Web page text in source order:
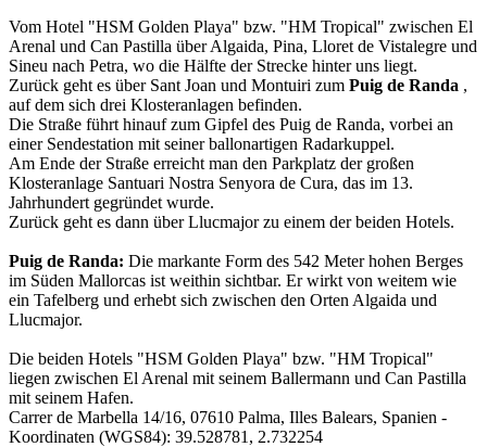
Vom Hotel "HSM Golden Playa" bzw. "HM Tropical" zwischen El
Arenal und Can Pastilla über Algaida, Pina, Lloret de Vistalegre und
Sineu nach Petra, wo die Hälfte der Strecke hinter uns liegt.
Zurück geht es über Sant Joan und Montuiri zum Puig de Randa ,
auf dem sich drei Klosteranlagen befinden.
Die Straße führt hinauf zum Gipfel des Puig de Randa, vorbei an
einer Sendestation mit seiner ballonartigen Radarkuppel.
Am Ende der Straße erreicht man den Parkplatz der großen
Klosteranlage Santuari Nostra Senyora de Cura, das im 13.
Jahrhundert gegründet wurde.
Zurück geht es dann über Llucmajor zu einem der beiden Hotels.
Puig de Randa: Die markante Form des 542 Meter hohen Berges
im Süden Mallorcas ist weithin sichtbar. Er wirkt von weitem wie
ein Tafelberg und erhebt sich zwischen den Orten Algaida und
Llucmajor.
Die beiden Hotels "HSM Golden Playa" bzw. "HM Tropical"
liegen zwischen El Arenal mit seinem Ballermann und Can Pastilla
mit seinem Hafen.
Carrer de Marbella 14/16, 07610 Palma, Illes Balears, Spanien -
Koordinaten (WGS84): 39.528781, 2.732254